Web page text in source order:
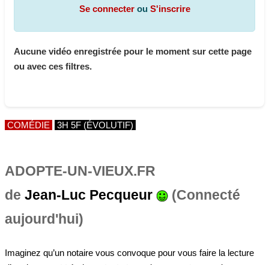
Se connecterou S'inscrire
Aucune vidéo enregistrée pour le moment sur cette page
ou avec ces filtres.
COMÉDIE 3H 5F (ÉVOLUTIF)
ADOPTE-UN-VIEUX.FR
de Jean-Luc Pecqueur
(Connecté
aujourd'hui)
Imaginez qu’un notaire vous convoque pour vous faire la lecture